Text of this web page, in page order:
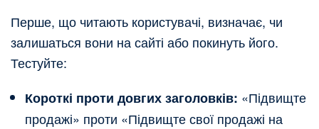
Перше, що читають користувачі, визначає, чи
залишаться вони на сайті або покинуть його.
Тестуйте:
Короткі проти довгих заголовків: «Підвищте
продажі» проти «Підвищте свої продажі на